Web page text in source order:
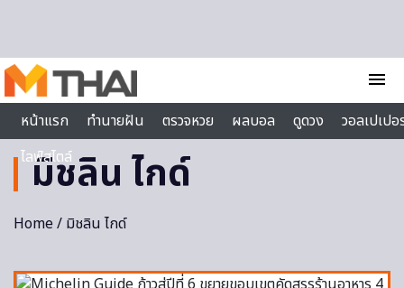
menu
หน้าแรก
ทำนายฝัน ตรวจหวย ผลบอล ดูดวง
วอลเปเป
ไลฟ์สไตล์
มิชลิน ไกด์
Home/ มิชลิน ไกด์